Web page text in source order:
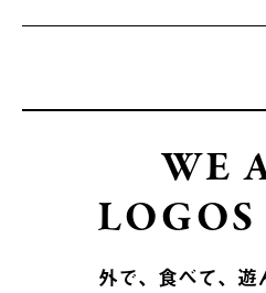
WE
外で、食べて、遊